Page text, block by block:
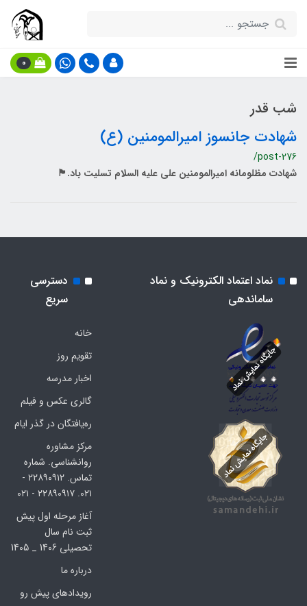
0
شب قدر
شهادت جانسوز امیرالمومنین (ع)
/post-276
شهادت مظلومانه امیرالمومنین علی علیه السلام تسلیت باد.🏴
نماد اعتماد الکترونیک و نماد
ساماندهی
دسترسی
سریع
خانه
تقویم روز
اخبار مدرسه
گالری عکس و فیلم
ره‌یافتگان در گذر ایام
مرکز مشاوره
روانشناسی. شماره
تماس. ۲۲۸۹۰۹۱۲ -
۰۲۱. ۲۲۸۹۰۹۱۷ - ۰۲۱
آغاز مرحله اول پیش
ثبت نام سال
تحصیلی 1406 _ 1405
درباره ما
رویدادهای پیش رو